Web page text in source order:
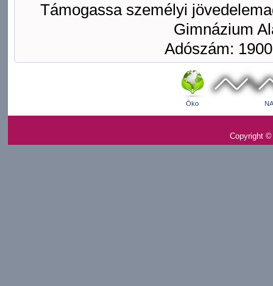
Támogassa személyi
Gimnázium
Adószám:
Öko
Copyright